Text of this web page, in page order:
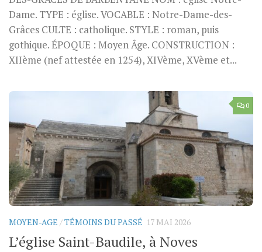
Dame. TYPE : église. VOCABLE : Notre-Dame-des-
Grâces CULTE : catholique. STYLE : roman, puis
gothique. ÉPOQUE : Moyen Âge. CONSTRUCTION :
XIIème (nef attestée en 1254), XIVème, XVème et...
0
MOYEN-AGE /TÉMOINS DU PASSÉ 17 MAI 2026
L’église Saint-Baudile, à Noves